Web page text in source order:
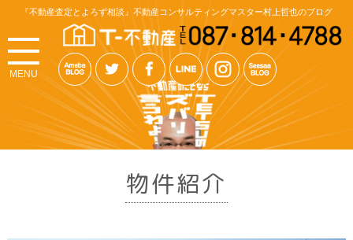
『不動産査定とよろず相談』不動産コンサルティングマスター村上哲也のブログ
MENU
物件紹介